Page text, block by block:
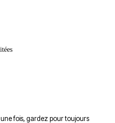
fois, gardez pour toujours